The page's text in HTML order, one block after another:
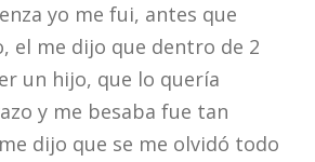
yo me fui, antes que
el me dijo que dentro de 2
un hijo, que lo quería
y me besaba fue tan
dijo que se me olvidó todo